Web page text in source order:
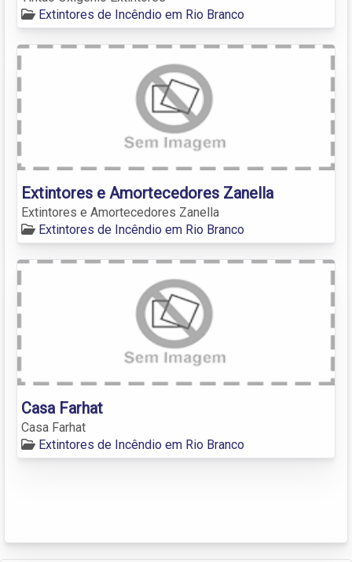
Extintores de Incêndio em Rio Branco
Extintores e Amortecedores Zanella
Extintores e Amortecedores Zanella
Extintores de Incêndio em Rio Branco
Casa Farhat
Casa Farhat
Extintores de Incêndio em Rio Branco